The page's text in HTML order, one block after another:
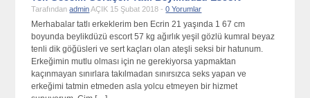
TarafındanadminAÇIK 15 Şubat 2018 -0 Yorumlar
Merhabalar tatlı erkeklerim ben Ecrin 21 yaşında 1 67 cm
boyunda beylikdüzü escort 57 kg ağırlık yeşil gözlü kumral beyaz
tenli dik göğüsleri ve sert kaçları olan ateşli seksi bir hatunum.
Erkeğimin mutlu olması için ne gerekiyorsa yapmaktan
kaçınmayan sınırlara takılmadan sınırsızca seks yapan ve
erkeğimi tatmin etmeden asla yolcu etmeyen bir hizmet